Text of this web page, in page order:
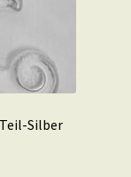
Teil-Silber